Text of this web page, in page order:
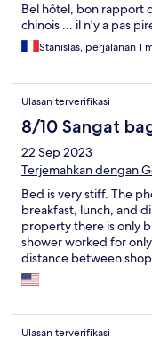
Bel hôtel, bon rapport
chinois ... il n'y a pas
Stanislas, perjalanan 1
Ulasan terverifikasi
8/10 Sangat
22 Sep 2023
Terjemahkan dengan
Bed is very stiff. The
breakfast, lunch, and
property there is only
shower worked for
distance between
Ulasan terverifikasi